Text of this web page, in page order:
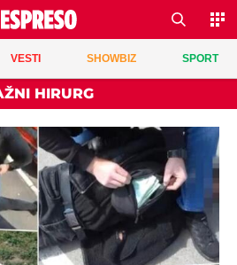
VESTI SHOWBIZ SPORT
HIRURG